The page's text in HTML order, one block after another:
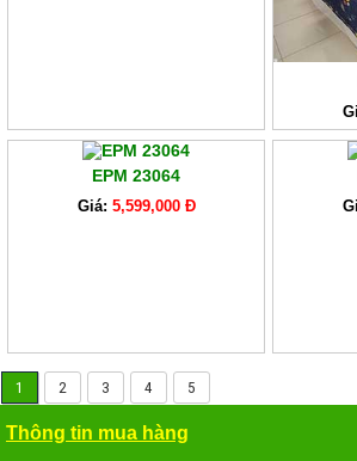
EPM 23064
Giá: 5,599,000 Đ
1 2 3 4 5
Thông tin mua hàng